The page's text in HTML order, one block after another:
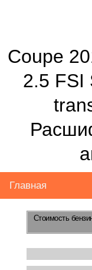
Coupe
2.5 FSI
Главная
Стоимость